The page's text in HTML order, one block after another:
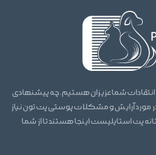
شما عزیزان هستیم. چه پیشنهادی
مورد آرایش و مشکلات پوستی پت تون نیاز
پت استایلیست اینجا هستند تا از شما